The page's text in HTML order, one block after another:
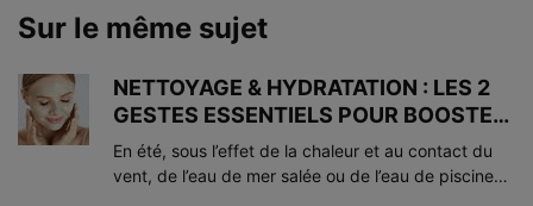
Sur le même sujet
NETTOYAGE & HYDRATATION : LES 2
GESTES ESSENTIELS POUR BOOSTER
L’ÉCLAT DE VOTRE PEAU EN ÉTÉ
En été, sous l’effet de la chaleur et au contact du
vent, de l’eau de mer salée ou de l’eau de piscine